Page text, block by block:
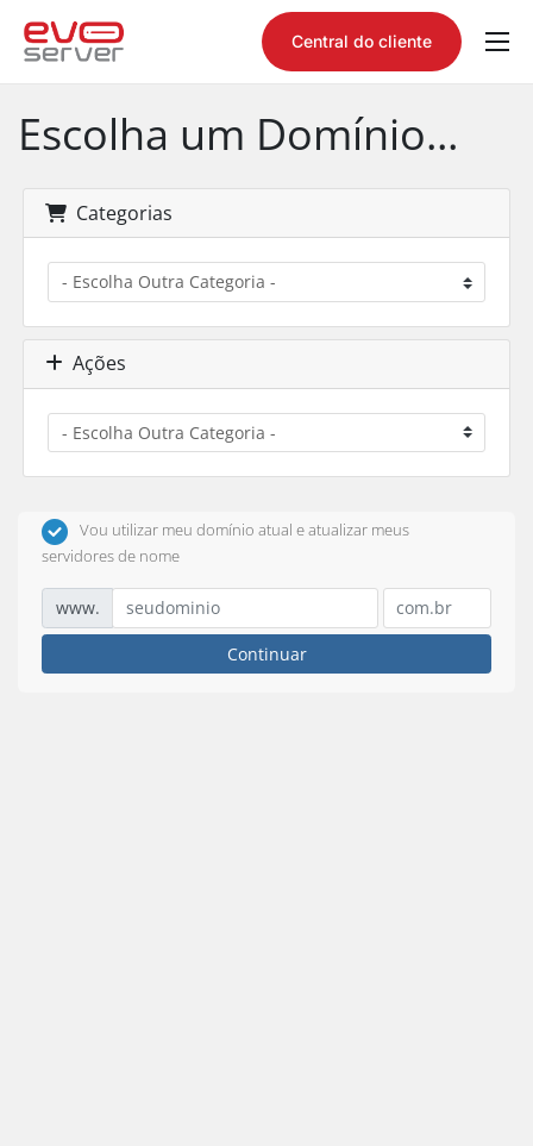
Quem somos
Produtos
Tutoriais
Contato
Central do cliente